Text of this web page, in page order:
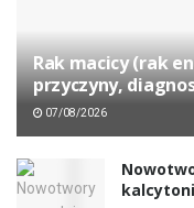
Rak macicy (rak
przyczyny,
07/08/2026